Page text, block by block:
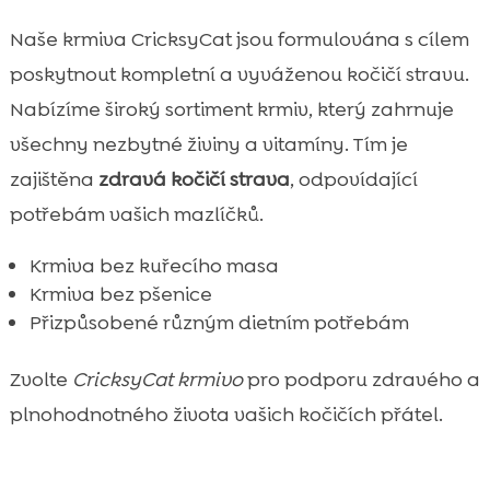
Naše krmiva CricksyCat jsou formulována s cílem
poskytnout kompletní a vyváženou kočičí stravu.
Nabízíme široký sortiment krmiv, který zahrnuje
všechny nezbytné živiny a vitamíny. Tím je
zajištěna zdravá kočičí strava, odpovídající
potřebám vašich mazlíčků.
Krmiva bez kuřecího masa
Krmiva bez pšenice
Přizpůsobené různým dietním potřebám
Zvolte CricksyCat krmivopro podporu zdravého a
plnohodnotného života vašich kočičích přátel.